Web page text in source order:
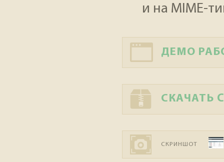
и на MIME-
ДЕМО
СКАЧАТЬ
СКРИНШОТ